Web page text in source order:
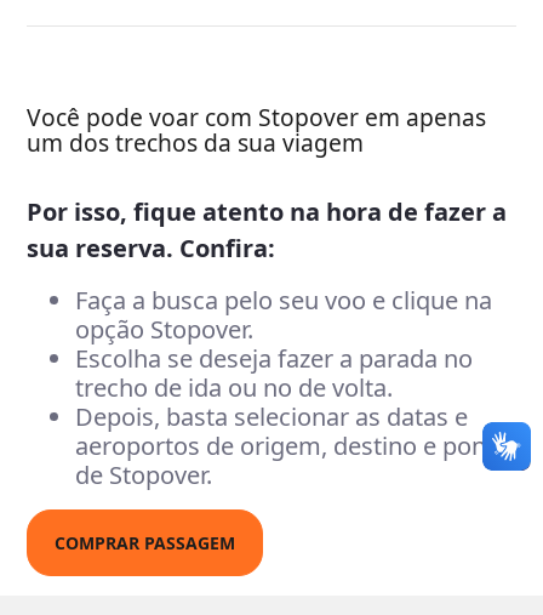
Você pode voar com Stopover em apenas
um dos trechos da sua viagem
Por isso, fique atento na hora de fazer a
sua reserva. Confira:
Faça a busca pelo seu voo e clique na
opção Stopover.
Escolha se deseja fazer a parada no
trecho de ida ou no de volta.
Depois, basta selecionar as datas e
aeroportos de origem, destino e ponto
de Stopover.
COMPRAR PASSAGEM